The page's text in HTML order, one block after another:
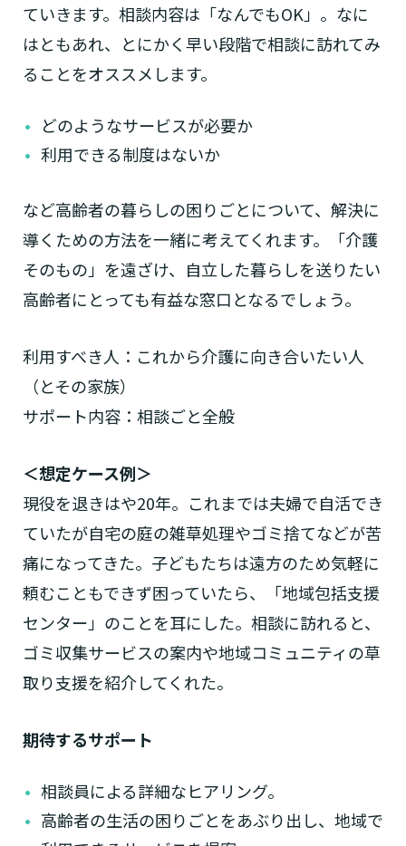
ていきます。相談内容は「なんでもOK」。なに
はともあれ、とにかく早い段階で相談に訪れてみ
ることをオススメします。
どのようなサービスが必要か
利用できる制度はないか
など高齢者の暮らしの困りごとについて、解決に
導くための方法を一緒に考えてくれます。「介護
そのもの」を遠ざけ、自立した暮らしを送りたい
高齢者にとっても有益な窓口となるでしょう。
利用すべき人：これから介護に向き合いたい人
（とその家族）
サポート内容：相談ごと全般
＜想定ケース例＞
現役を退きはや20年。これまでは夫婦で自活でき
ていたが自宅の庭の雑草処理やゴミ捨てなどが苦
痛になってきた。子どもたちは遠方のため気軽に
頼むこともできず困っていたら、「地域包括支援
センター」のことを耳にした。相談に訪れると、
ゴミ収集サービスの案内や地域コミュニティの草
取り支援を紹介してくれた。
期待するサポート
相談員による詳細なヒアリング。
高齢者の生活の困りごとをあぶり出し、地域で